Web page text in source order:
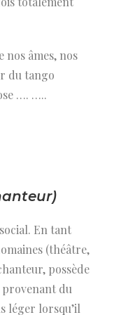
nos âmes, nos
du tango
…. …..
En tant
(théâtre,
possède
du
léger lorsqu’il